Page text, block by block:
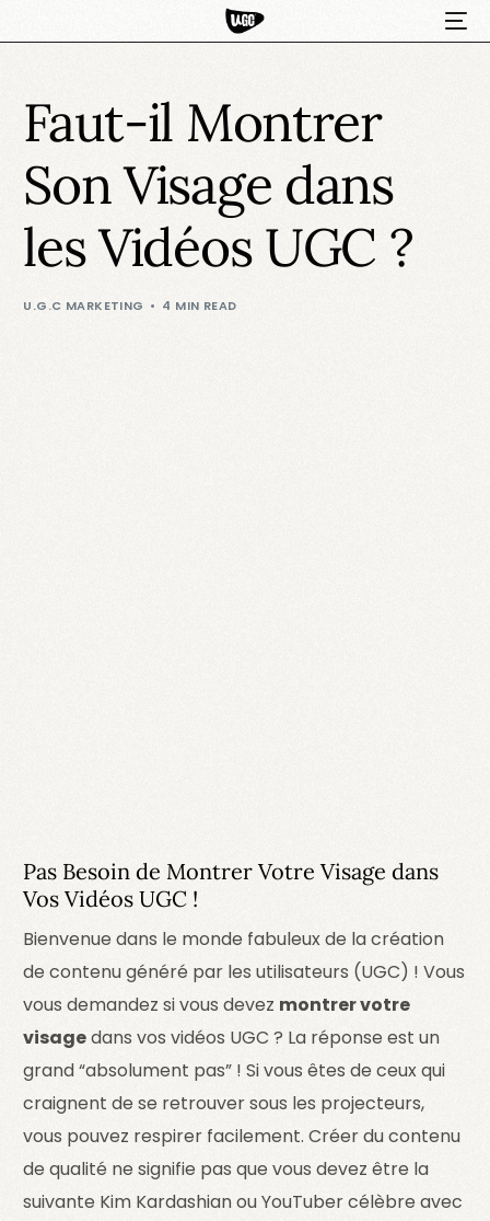
Faut-il Montrer
Son Visage dans
les Vidéos UGC ?
U.G.C MARKETING 4 MIN READ
Pas Besoin de Montrer Votre Visage dans
Vos Vidéos UGC !
Bienvenue dans le monde fabuleux de la création
de contenu généré par les utilisateurs (UGC) ! Vous
vous demandez si vous devez montrer votre
visagedans vos vidéos UGC ? La réponse est un
grand “absolument pas” ! Si vous êtes de ceux qui
craignent de se retrouver sous les projecteurs,
vous pouvez respirer facilement. Créer du contenu
de qualité ne signifie pas que vous devez être la
suivante Kim Kardashian ou YouTuber célèbre avec
HOT